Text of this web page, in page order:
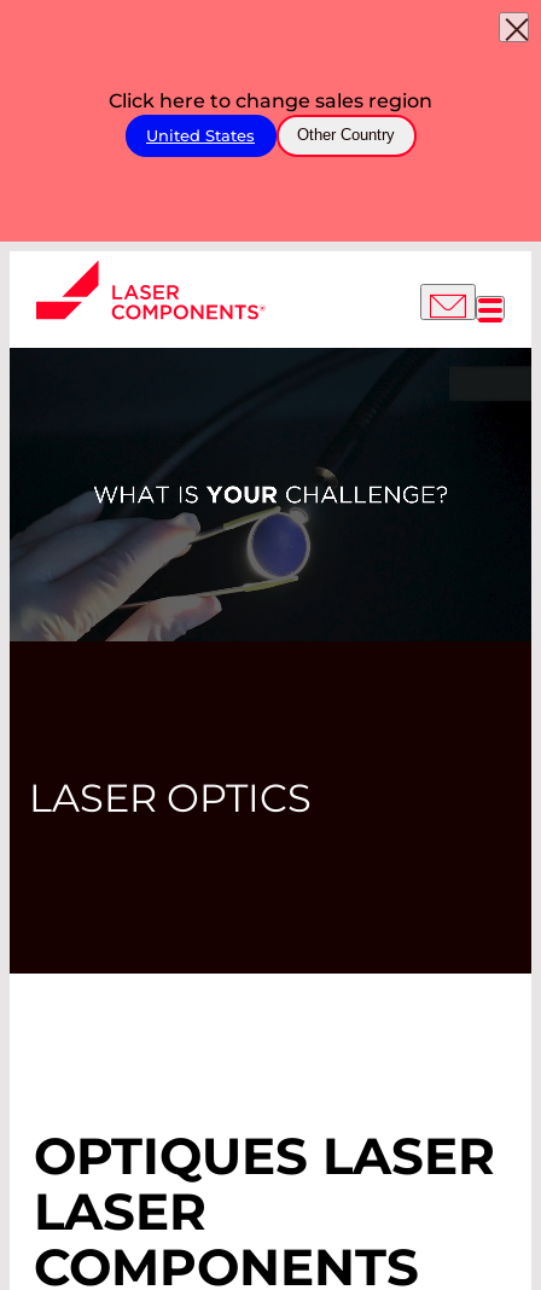
Click here to change sales region
United States Other Country
LASER OPTICS
OPTIQUES LASER
LASER
COMPONENTS